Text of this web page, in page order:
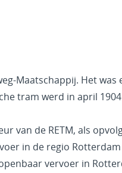
Maatschappij. Het
tram werd in april
van de RETM, als
in de regio
vervoer in